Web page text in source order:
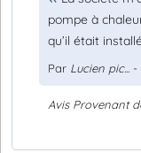
pompe à
qu’il était
Par Lucien pic... -
Avis Provenant